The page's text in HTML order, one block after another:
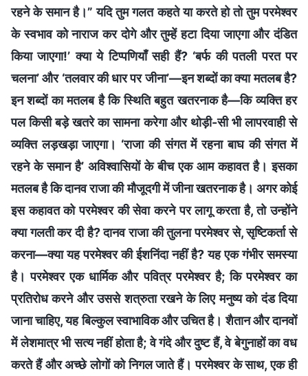
रहने के समान है।” यदि तुम गलत कहते या करते हो तो तुम परमेश्वर
के स्वभाव को नाराज कर दोगे और तुम्हें हटा दिया जाएगा और दंडित
किया जाएगा!’ क्या ये टिप्पणियाँ सही हैं? ‘बर्फ की पतली परत पर
चलना’ और ‘तलवार की धार पर जीना’—इन शब्‍दों का क्या मतलब है?
इन शब्‍दों का मतलब है कि स्थिति बहुत खतरनाक है—कि व्यक्ति हर
पल किसी बड़े खतरे का सामना करेगा और थोड़ी-सी भी लापरवाही से
व्यक्ति लड़खड़ा जाएगा। ‘राजा की संगत में रहना बाघ की संगत में
रहने के समान है’ अविश्वासियों के बीच एक आम कहावत है। इसका
मतलब है कि दानव राजा की मौजूदगी में जीना खतरनाक है। अगर कोई
इस कहावत को परमेश्वर की सेवा करने पर लागू करता है, तो उन्होंने
क्या गलती कर दी है? दानव राजा की तुलना परमेश्वर से, सृष्टिकर्ता से
करना—क्या यह परमेश्वर की ईशनिंदा नहीं है? यह एक गंभीर समस्या
है। परमेश्वर एक धार्मिक और पवित्र परमेश्वर है; कि परमेश्वर का
प्रतिरोध करने और उससे शत्रुता रखने के लिए मनुष्य को दंड दिया
जाना चाहिए, यह बिल्कुल स्वाभाविक और उचित है। शैतान और दानवों
में लेशमात्र भी सत्य नहीं होता है; वे गंदे और दुष्ट हैं, वे बेगुनाहों का वध
करते हैं और अच्छे लोगों को निगल जाते हैं। परमेश्वर के साथ, एक ही